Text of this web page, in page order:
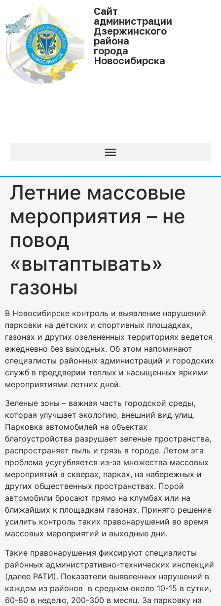
Cайт
администрации
Дзержинского
района
города
Новосибирска
Летние массовые
мероприятия – не
повод
«вытаптывать»
газоны
В Новосибирске контроль и выявление нарушений
парковки на детских и спортивных площадках,
газонах и других озелененных территориях ведется
ежедневно без выходных. Об этом напоминают
специалисты районных администраций и городских
служб в преддверии теплых и насыщенных яркими
мероприятиями летних дней.
Зеленые зоны – важная часть городской среды,
которая улучшает экологию, внешний вид улиц.
Парковка автомобилей на объектах
благоустройства разрушает зеленые пространства,
распространяет пыль и грязь в городе. Летом эта
проблема усугубляется из-за множества массовых
мероприятий в скверах, парках, на набережных и
других общественных пространствах. Порой
автомобили бросают прямо на клумбах или на
ближайших к площадкам газонах. Принято решение
усилить контроль таких правонарушений во время
массовых мероприятий и выходные дни.
Такие правонарушения фиксируют специалисты
районных административно-технических инспекций
(далее РАТИ). Показатели выявленных нарушений в
каждом из районов в среднем около 10-15 в сутки,
60-80 в неделю, 200-300 в месяц. За парковку на